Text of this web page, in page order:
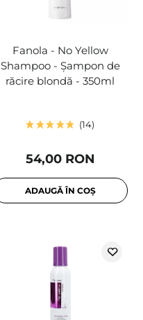
Fanola - No Yellow
Shampoo - Șampon de
răcire blondă - 350ml
14
54,00 RON
ADAUGĂ ÎN COȘ